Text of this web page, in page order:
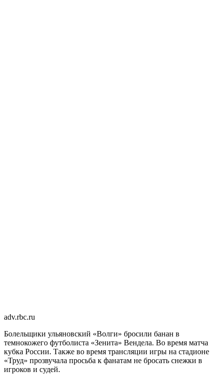
adv.rbc.ru
Болельщики ульяновский «Волги» бросили банан в
темнокожего футболиста «Зенита» Вендела. Во время матча
кубка России. Также во время трансляции игры на стадионе
«Труд» прозвучала просьба к фанатам не бросать снежки в
игроков и судей.